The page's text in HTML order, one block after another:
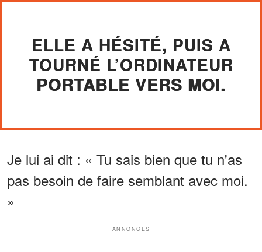
ELLE A HÉSITÉ, PUIS A
TOURNÉ L’ORDINATEUR
PORTABLE VERS MOI.
Je lui ai dit : « Tu sais bien que tu n'as
pas besoin de faire semblant avec moi.
»
ANNONCES